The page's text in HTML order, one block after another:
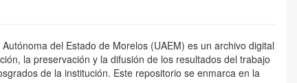
del Estado de Morelos (UAEM) es un archivo digital
la preservación y la difusión de los resultados del trabajo
de la institución. Este repositorio se enmarca en la